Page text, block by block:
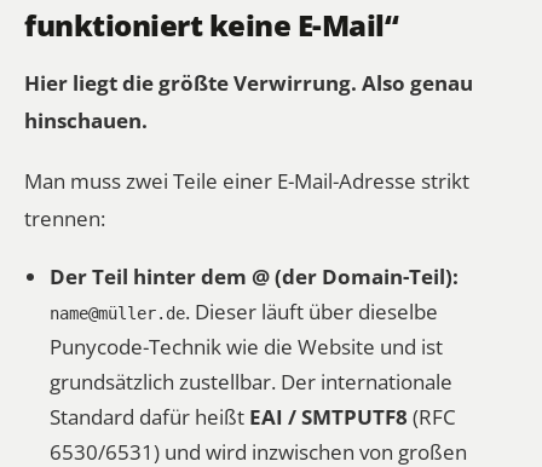
funktioniert keine E-Mail“
Hier liegt die größte Verwirrung. Also genau
hinschauen.
Man muss zwei Teile einer E-Mail-Adresse strikt
trennen:
Der Teil hinter dem @ (der Domain-Teil):
name@müller.de. Dieser läuft über dieselbe
Punycode-Technik wie die Website und ist
grundsätzlich zustellbar. Der internationale
Standard dafür heißt EAI / SMTPUTF8 (RFC
6530/6531) und wird inzwischen von großen